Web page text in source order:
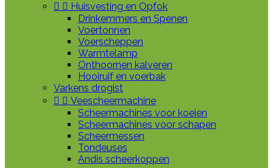
  Huisvesting en Opfok
Drinkemmers en Spenen
Voertonnen
Voerscheppen
Warmtelamp
Onthoornen kalveren
Hooiruif en voerbak
Varkens drogist
  Veescheermachine
Scheermachines voor koeien
Scheermachines voor schapen
Scheermessen
Tondeuses
Andis scheerkoppen